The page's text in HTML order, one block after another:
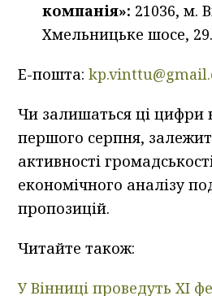
компанія»: 21036, м.
Хмельницьке шосе, 29.
Е-пошта:
Чи залишаться ці цифри
першого серпня,
активності
економічного аналізу
пропозицій.
Читайте також:
У Вінниці проведуть XI